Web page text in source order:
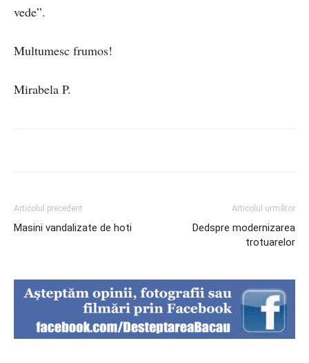
vede”.
Multumesc frumos!
Mirabela P.
Articolul precedent
Masini vandalizate de hoti
Articolul următor
Dedspre modernizarea
trotuarelor